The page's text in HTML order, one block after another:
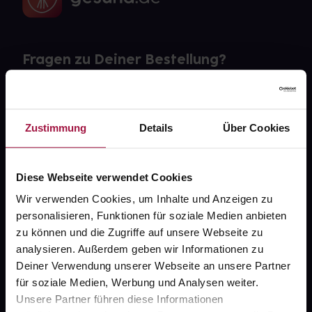
Zustimmung Details Über Cookies
Diese Webseite verwendet Cookies
Wir verwenden Cookies, um Inhalte und Anzeigen zu
personalisieren, Funktionen für soziale Medien anbieten
zu können und die Zugriffe auf unsere Webseite zu
analysieren. Außerdem geben wir Informationen zu
Deiner Verwendung unserer Webseite an unsere Partner
für soziale Medien, Werbung und Analysen weiter.
Unsere Partner führen diese Informationen
Fragen zu Deiner Bestellung?
FAQ
gesund.de
Über uns
Karriere